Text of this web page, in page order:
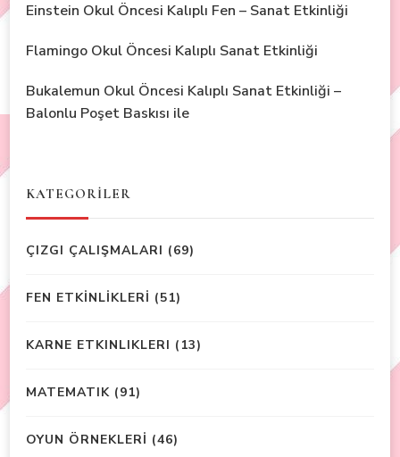
Einstein Okul Öncesi Kalıplı Fen – Sanat Etkinliği
Flamingo Okul Öncesi Kalıplı Sanat Etkinliği
Bukalemun Okul Öncesi Kalıplı Sanat Etkinliği –
Balonlu Poşet Baskısı ile
KATEGORİLER
ÇIZGI ÇALIŞMALARI (69)
FEN ETKİNLİKLERİ (51)
KARNE ETKINLIKLERI (13)
MATEMATIK (91)
OYUN ÖRNEKLERİ (46)